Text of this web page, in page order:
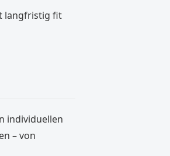
langfristig fit
individuellen
– von